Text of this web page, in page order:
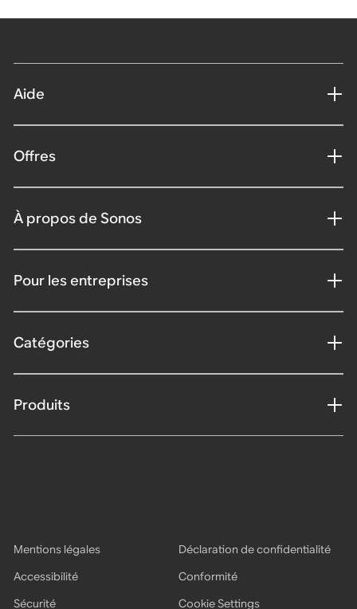
Aide
Offres
À propos de Sonos
Pour les entreprises
Catégories
Produits
Mentions légales
Déclaration de confidentialité
Accessibilité
Conformité
Sécurité
Cookie Settings